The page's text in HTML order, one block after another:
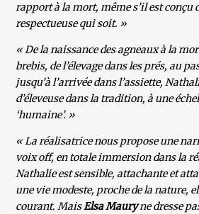
rapport à la mort, même s’il est conçu
respectueuse qui soit. »
« De la naissance des agneaux à la
brebis, de l’élevage dans les prés, au
jusqu’à l’arrivée dans l’assiette,
d’éleveuse dans la tradition, à une
‘humaine’. »
« La réalisatrice nous propose une
voix off, en totale immersion dans la
Nathalie est sensible, attachante et
une vie modeste, proche de la nature,
courant. MaisElsa Mauryne dresse